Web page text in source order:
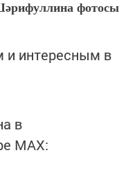
фотосы
интересным в
в
MАХ: